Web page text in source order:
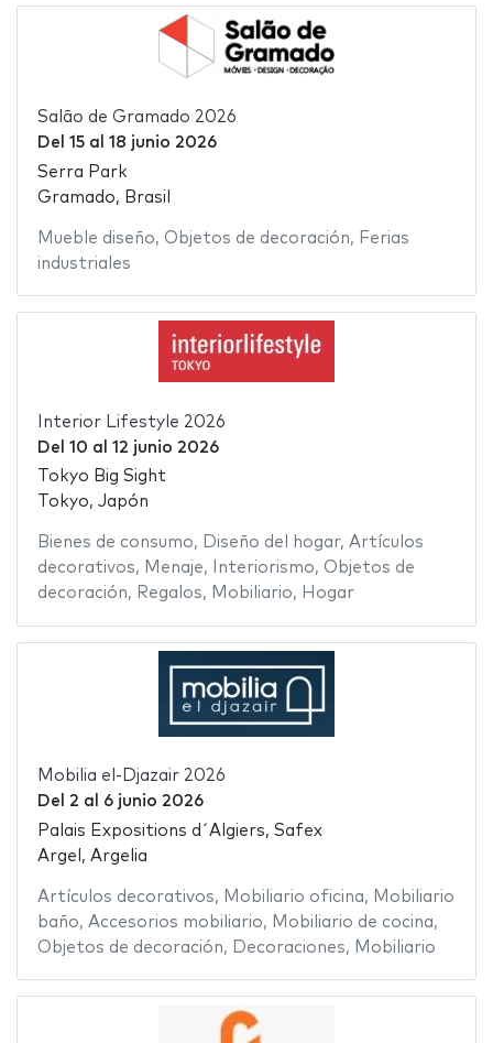
Salão de Gramado 2026
Del 15al 18 junio 2026
Serra Park
Gramado, Brasil
Mueble diseño, Objetos de decoración, Ferias
industriales
Interior Lifestyle 2026
Del 10 al 12 junio 2026
Tokyo Big Sight
Tokyo, Japón
Bienes de consumo, Diseño del hogar, Artículos
decorativos, Menaje, Interiorismo, Objetos de
decoración, Regalos, Mobiliario, Hogar
Mobilia el-Djazair 2026
Del 2 al 6 junio 2026
Palais Expositions d´Algiers, Safex
Argel, Argelia
Artículos decorativos, Mobiliario oficina, Mobiliario
baño, Accesorios mobiliario, Mobiliario de cocina,
Objetos de decoración, Decoraciones, Mobiliario